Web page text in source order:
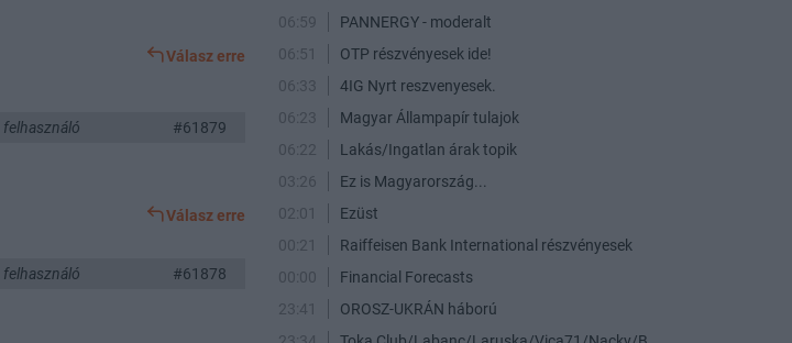
Válasz erre
felhasználó #61879
Válasz erre
felhasználó #61878
06:59
PANNERGY - moderalt
06:51
OTP részvényesek ide!
06:33
4IG Nyrt reszvenyesek.
06:23
Magyar Állampapír tulajok
06:22
Lakás/Ingatlan árak topik
03:26
Ez is Magyarország...
02:01
Ezüst
00:21
Raiffeisen Bank International részvényesek
00:00
Financial Forecasts
23:41
OROSZ-UKRÁN háború